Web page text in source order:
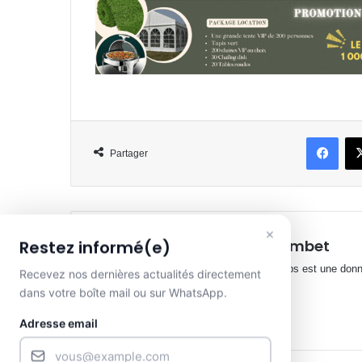
Partager
Henriette Lembet
Journaliste Le temps est une
Website
×
Restez informé(e)
Recevez nos dernières actualités directement
dans votre boîte mail ou sur WhatsApp.
Adresse email